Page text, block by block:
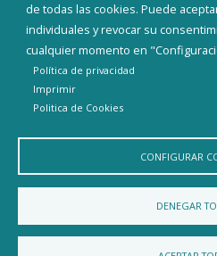
de todas las cookies. Puede
individuales y revocar su
cualquier momento en
Política de privacidad
Imprimir
Politica de Cookies
CONFIGURAR
DENEGAR